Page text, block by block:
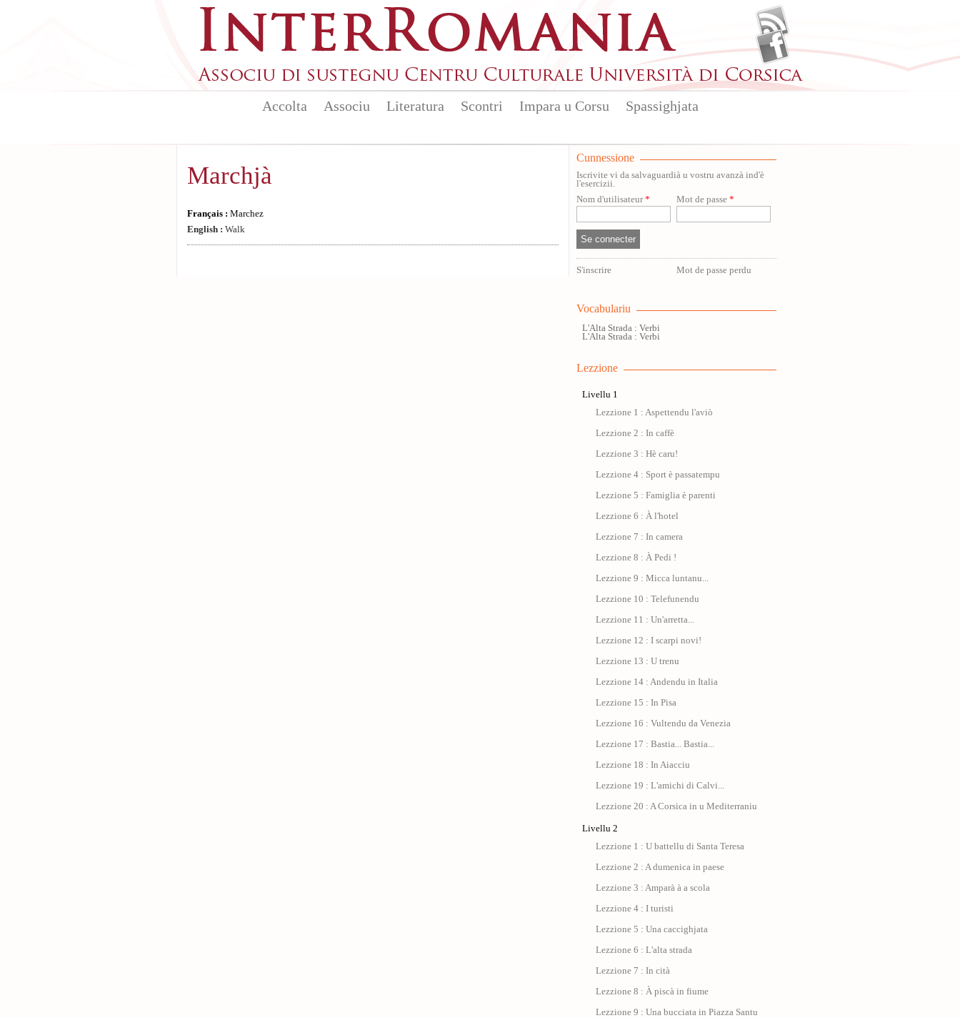
Accolta Associu Literatura Scontri Impara u Corsu Spassighjata
Marchjà
Français : Marchez
English : Walk
Cunnessione
Iscrivite vi da salvaguardià u vostru avanzà ind'è
l'esercizii.
Nom d'utilisateur* Mot de passe *
S'inscrire Mot de passe perdu
Vocabulariu
L'Alta Strada : Verbi
L'Alta Strada : Verbi
Lezzione
Livellu 1
Lezzione 1 : Aspettendu l'aviò
Lezzione 2 : In caffè
Lezzione 3 : Hè caru!
Lezzione 4 : Sport è passatempu
Lezzione 5 : Famiglia è parenti
Lezzione 6 : À l'hotel
Lezzione 7 : In camera
Lezzione 8 : À Pedi !
Lezzione 9 : Micca luntanu...
Lezzione 10 : Telefunendu
Lezzione 11 : Un'arretta...
Lezzione 12 : I scarpi novi!
Lezzione 13 : U trenu
Lezzione 14 : Andendu in Italia
Lezzione 15 : In Pisa
Lezzione 16 : Vultendu da Venezia
Lezzione 17 : Bastia... Bastia...
Lezzione 18 : In Aiacciu
Lezzione 19 : L'amichi di Calvi...
Lezzione 20 : A Corsica in u Mediterraniu
Livellu 2
Lezzione 1 : U battellu di Santa Teresa
Lezzione 2 : A dumenica in paese
Lezzione 3 : Amparà à a scola
Lezzione 4 : I turisti
Lezzione 5 : Una caccighjata
Lezzione 6 : L'alta strada
Lezzione 7 : In cità
Lezzione 8 : À piscà in fiume
Lezzione 9 : Una bucciata in Piazza Santu